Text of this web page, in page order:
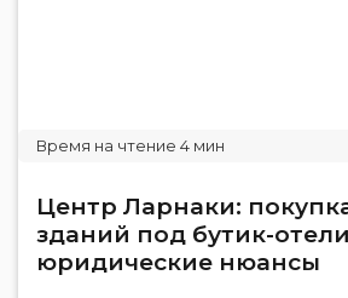
Центр Ларнаки:
зданий под бутик-
юридические нюансы